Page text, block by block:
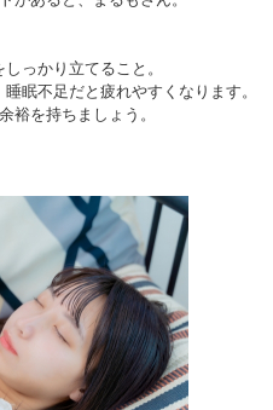
っかり立てること。
眠不足だと疲れやすくなります。
裕を持ちましょう。